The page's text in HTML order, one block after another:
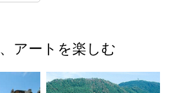
アートを楽しむ